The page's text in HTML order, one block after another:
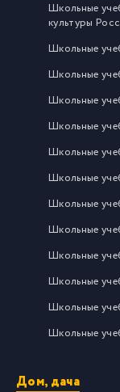
Школьные учебники по основам нравственной
культуры
Школьные
Школьные
Школьные
Школьные
Школьные
Школьные
Школьные
Школьные
Школьные
Школьные
Школьные
Школьные
Дом, дача